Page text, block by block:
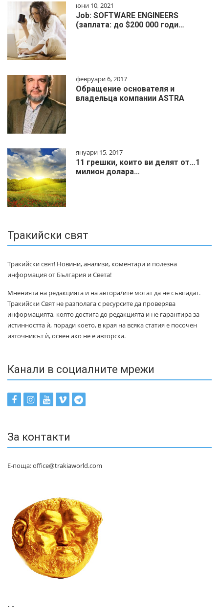
юни 10, 2021
Job: SOFTWARE ENGINEERS
(заплата: до $200 000 годи…
февруари 6, 2017
Обращение основателя и
владельца компании ASTRA
януари 15, 2017
11 грешки, които ви делят от…1
милиoн дoлapa…
Тракийски свят
Тракийски свят! Новини, анализи, коментари и полезна
информация от България и Света!
Мненията на редакцията и на автора/ите могат да не съвпадат.
Тракийски Свят не разполага с ресурсите да проверява
информацията, която достига до редакцията и не гарантира за
истинността ѝ, поради което, в края на всяка статия е посочен
източникът ѝ, освен ако не е авторска.
Канали в социалните мрежи
За контакти
Е-поща: office@trakiaworld.com